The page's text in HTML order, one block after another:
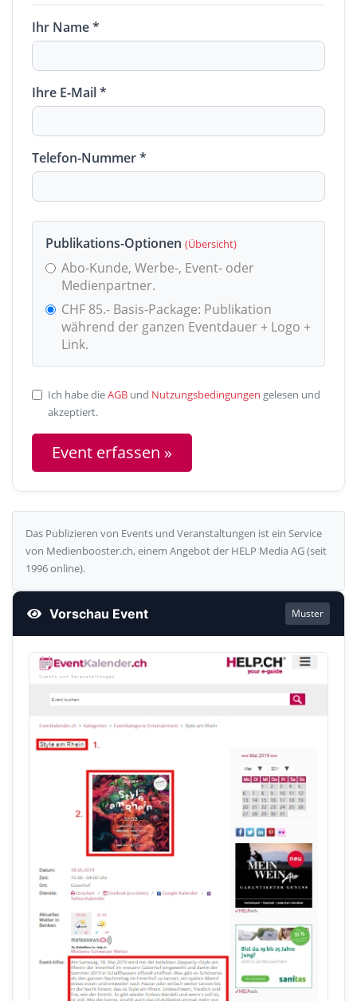
Ihr Name *
Ihre E-Mail *
Telefon-Nummer *
Publikations-Optionen (Übersicht)
Abo-Kunde, Werbe-, Event- oder
Medienpartner.
CHF 85.- Basis-Package: Publikation
während der ganzen Eventdauer + Logo +
Link.
Ich habe dieAGB und Nutzungsbedingungen gelesen und
akzeptiert.
Das Publizieren von Events und Veranstaltungen ist ein Service
von Medienbooster.ch, einem Angebot der HELP Media AG (seit
1996 online).
Vorschau Event Muster